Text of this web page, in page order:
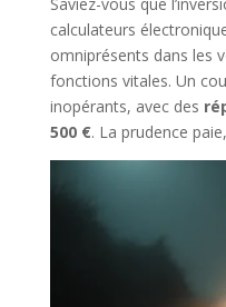
calculateurs
omniprésents dans les
fonctions vitales. Un
inopérants, avec des
500 €. La prudence